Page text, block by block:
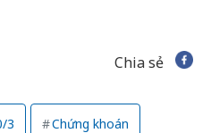
Chia sẻ
3 Chứng khoán